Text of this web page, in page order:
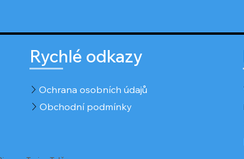
Rychlé odkazy
Ochrana osobních údajů
Obchodní podmínky